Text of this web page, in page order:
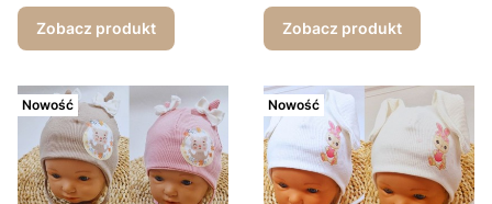
Zobacz produkt Zobacz produkt
Nowość Nowość